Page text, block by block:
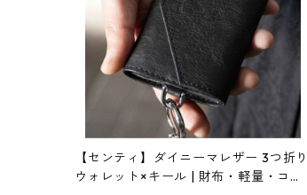
【センティ】ダイニーマレザー 3つ折り
ウォレット×キール | 財布・軽量・コラ